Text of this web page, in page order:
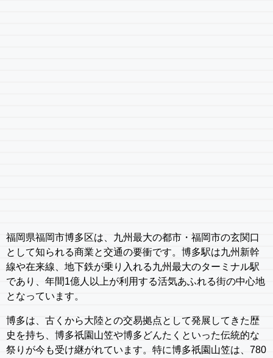
福岡県福岡市博多区は、九州最大の都市・福岡市の玄関口
として知られる商業と交通の要衝です。博多駅は九州新幹
線や在来線、地下鉄が乗り入れる九州最大のターミナル駅
であり、年間1億人以上が利用する活気あふれる街の中心地
となっています。
博多は、古くから大陸との交易拠点として発展してきた歴
史を持ち、博多祇園山笠や博多どんたくといった伝統的な
祭りが今も受け継がれています。特に博多祇園山笠は、780